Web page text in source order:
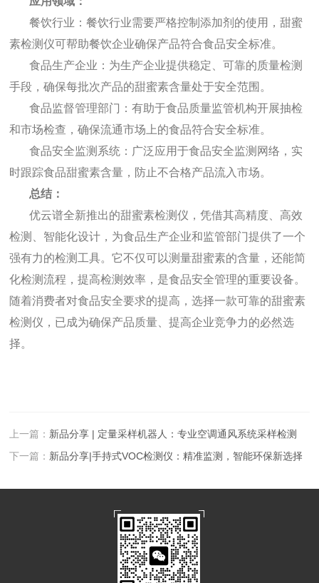
餐饮行业：餐饮行业需要严格控制添加剂的使用，甜蜜
素检测仪可帮助餐饮企业确保产品符合食品安全标准。
食品生产企业：为生产企业提供稳定、可靠的质量检测
手段，确保每批次产品的甜蜜素含量处于安全范围。
食品监督管理部门：有助于食品质量监管机构开展抽检
和市场检查，确保流通市场上的食品符合安全标准。
食品安全监测系统：广泛应用于食品安全监测网络，实
时跟踪食品甜蜜素含量，防止不合格产品流入市场。
总结：
优云谱全新推出的甜蜜素检测仪，凭借其高精度、高效
检测、智能化设计，为食品生产企业和监管部门提供了一个
强有力的检测工具。它不仅可以测量甜蜜素的含量，还能简
化检测流程，提高检测效率，是食品安全管理的重要设备。
随着消费者对食品安全要求的提高，选择一款可靠的甜蜜素
检测仪，已成为确保产品质量、提高企业竞争力的必然选
择。
上一篇： 新品分享 | 定量采样机器人：专业空调通风系统采样检测
下一篇： 新品分享|手持式VOC检测仪：精准监测，智能环保新选择